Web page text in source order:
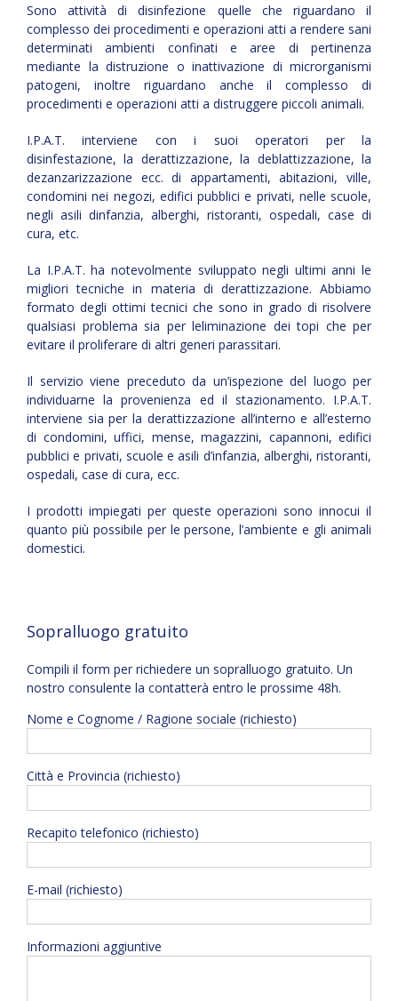
Sono attività di disinfezione quelle che riguardano il
complesso dei procedimenti e operazioni atti a rendere sani
determinati ambienti confinati e aree di pertinenza
mediante la distruzione o inattivazione di microrganismi
patogeni, inoltre riguardano anche il complesso di
procedimenti e operazioni atti a distruggere piccoli animali.
I.P.A.T. interviene con i suoi operatori per la
disinfestazione, la derattizzazione, la deblattizzazione, la
dezanzarizzazione ecc. di appartamenti, abitazioni, ville,
condomini nei negozi, edifici pubblici e privati, nelle scuole,
negli asili dinfanzia, alberghi, ristoranti, ospedali, case di
cura, etc.
La I.P.A.T. ha notevolmente sviluppato negli ultimi anni le
migliori tecniche in materia di derattizzazione. Abbiamo
formato degli ottimi tecnici che sono in grado di risolvere
qualsiasi problema sia per leliminazione dei topi che per
evitare il proliferare di altri generi parassitari.
Il servizio viene preceduto da un’ispezione del luogo per
individuarne la provenienza ed il stazionamento. I.P.A.T.
interviene sia per la derattizzazione all’interno e all’esterno
di condomini, uffici, mense, magazzini, capannoni, edifici
pubblici e privati, scuole e asili d’infanzia, alberghi, ristoranti,
ospedali, case di cura, ecc.
I prodotti impiegati per queste operazioni sono innocui il
quanto più possibile per le persone, l’ambiente e gli animali
domestici.
Sopralluogo gratuito
Compili il form per richiedere un sopralluogo gratuito. Un
nostro consulente la contatterà entro le prossime 48h.
Nome e Cognome / Ragione sociale (richiesto)
Città e Provincia (richiesto)
Recapito telefonico (richiesto)
E-mail (richiesto)
Informazioni aggiuntive